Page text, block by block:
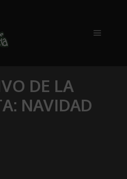
DE LA
NAVIDAD